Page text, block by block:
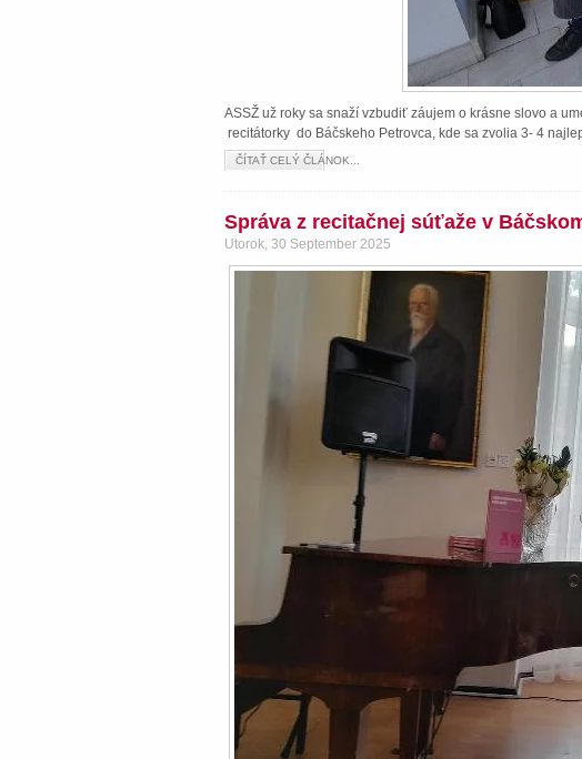
ASSŽ už roky sa snaží vzbudiť záujem o krásne slovo a
recitátorky do Báčskeho Petrovca, kde sa zvolia 3- 4
ČÍTAŤ CELÝ ČLÁNOK...
Správa z recitačnej súťaže v
Utorok, 30 September 2025